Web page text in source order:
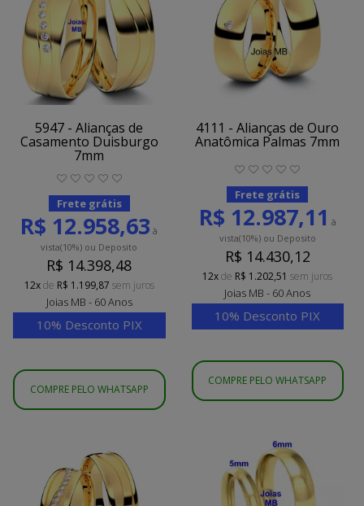
5947 - Alianças de
Casamento Duisburgo
7mm
Frete grátis
R$ 12.958,63 à
vista(10%) ou Deposito
R$ 14.398,48
12xde R$ 1.199,87 sem juros
Joias MB - 60 Anos
10% Desconto PIX
COMPRE PELO WHATSAPP
4111 - Alianças de Ouro
Anatômica Palmas 7mm
Frete grátis
R$ 12.987,11 à
vista(10%)ou Deposito
R$ 14.430,12
12xde R$ 1.202,51 sem juros
Joias MB - 60 Anos
10% Desconto PIX
COMPRE PELO WHATSAPP